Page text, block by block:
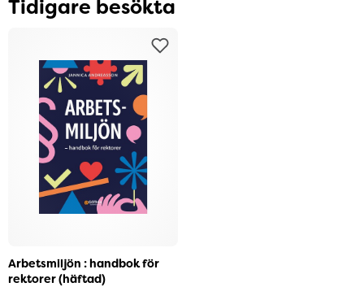
Tidigare besökta
Arbetsmiljön : handbok för
rektorer (häftad)